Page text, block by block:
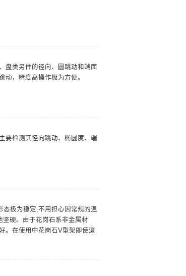
盘类另件的径向、圆跳动和端面
动，精度高操作极为方便。
要检测其径向跳动、椭圆度、端
态极为稳定,不用担心因常规的温
硬。由于花岗石系非金属材
。在使用中花岗石V型架即使遭